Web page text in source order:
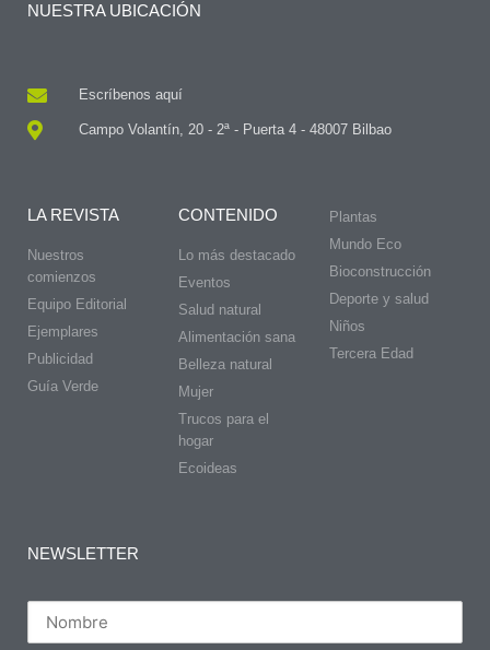
NUESTRA UBICACIÓN
Escríbenos aquí
Campo Volantín, 20 - 2ª - Puerta 4 - 48007 Bilbao
LA REVISTA
Nuestros
comienzos
Equipo Editorial
Ejemplares
Publicidad
Guía Verde
CONTENIDO
Lo más destacado
Eventos
Salud natural
Alimentación sana
Belleza natural
Mujer
Trucos para el
hogar
Ecoideas
Plantas
Mundo Eco
Bioconstrucción
Deporte y salud
Niños
Tercera Edad
NEWSLETTER